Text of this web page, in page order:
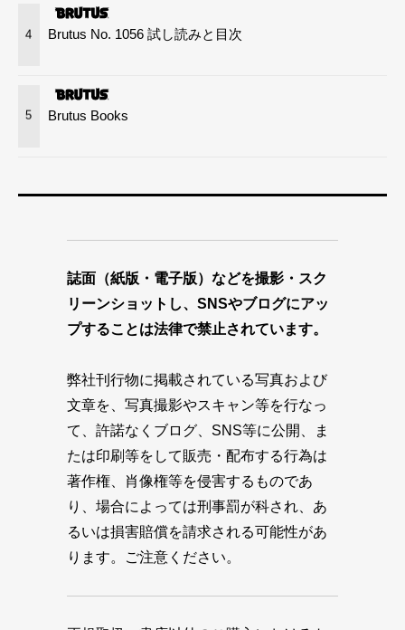
4 Brutus No. 1056 試し読みと目次
5 Brutus Books
誌面（紙版・電子版）などを撮影・スク
リーンショットし、SNSやブログにアッ
プすることは法律で禁止されています。
弊社刊行物に掲載されている写真および
文章を、写真撮影やスキャン等を行なっ
て、許諾なくブログ、SNS等に公開、ま
たは印刷等をして販売・配布する行為は
著作権、肖像権等を侵害するものであ
り、場合によっては刑事罰が科され、あ
るいは損害賠償を請求される可能性があ
ります。ご注意ください。